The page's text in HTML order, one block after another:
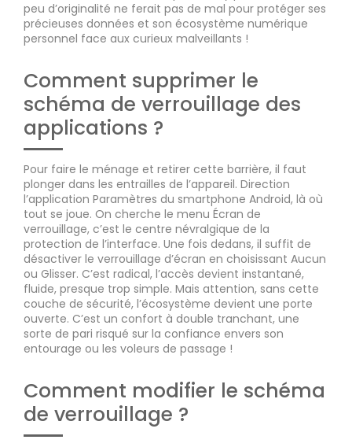
peu d’originalité ne ferait pas de mal pour protéger ses
précieuses données et son écosystème numérique
personnel face aux curieux malveillants !
Comment supprimer le
schéma de verrouillage des
applications ?
Pour faire le ménage et retirer cette barrière, il faut
plonger dans les entrailles de l’appareil. Direction
l’application Paramètres du smartphone Android, là où
tout se joue. On cherche le menu Écran de
verrouillage, c’est le centre névralgique de la
protection de l’interface. Une fois dedans, il suffit de
désactiver le verrouillage d’écran en choisissant Aucun
ou Glisser. C’est radical, l’accès devient instantané,
fluide, presque trop simple. Mais attention, sans cette
couche de sécurité, l’écosystème devient une porte
ouverte. C’est un confort à double tranchant, une
sorte de pari risqué sur la confiance envers son
entourage ou les voleurs de passage !
Comment modifier le schéma
de verrouillage ?